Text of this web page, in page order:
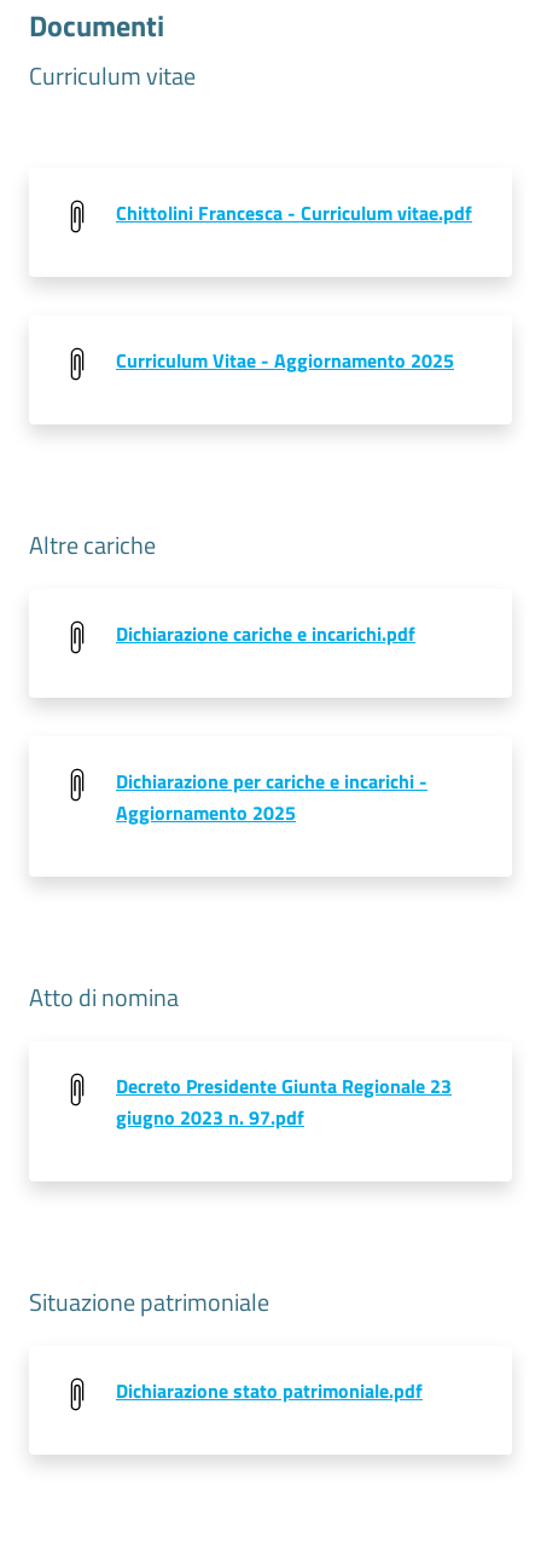
Prenotazioni
Accedi
Registrati
Documenti
Curriculum vitae
Chittolini Francesca - Curriculum vitae.pdf
Curriculum Vitae - Aggiornamento 2025
Altre cariche
Dichiarazione cariche e incarichi.pdf
Dichiarazione per cariche e incarichi -
Aggiornamento 2025
Atto di nomina
Decreto Presidente Giunta Regionale 23
giugno 2023 n. 97.pdf
Situazione patrimoniale
Dichiarazione stato patrimoniale.pdf